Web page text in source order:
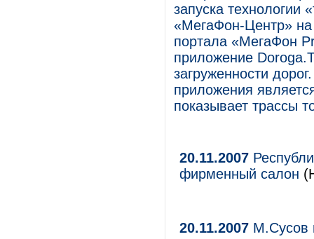
запуска технологии
«МегаФон-Центр»
портала «MегаФон
приложение
загруженности
приложения
показывает трассы
20.11.2007
фирменный салон
20.11.2007 М.Сусов